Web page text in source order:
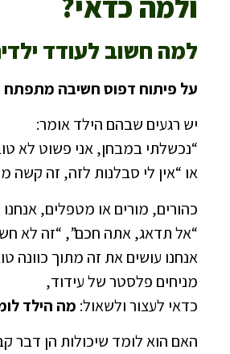
למה חשוב לעודד
על פיתוח דפוס חשיבה מתפתח
יש רגעים שבהם הילד אומר:
“נכשלתי במבחן, אני פשוט לא
או “אין לי סבלנות לזה, זה קשה
כהורים, מורים או מטפלים, אנחנו
“אל תדאג, אתה חכם”, “זה לא
אנחנו עושים את זה מתוך כוונה
מניחים פלסטר של עידוד,
כדאי לעצור ולשאול: מה הילד
האם הוא לומד שיכולות הן דבר